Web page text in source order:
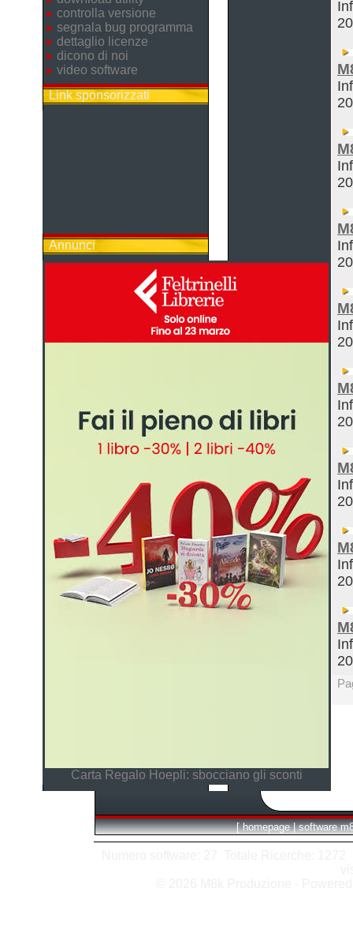
controlla versione
segnala bug programma
dettaglio licenze
dicono di noi
video software
Link sponsorizzati
Annunci
Carta Regalo Hoepli: sbocciano gli sconti
[ homepage | software